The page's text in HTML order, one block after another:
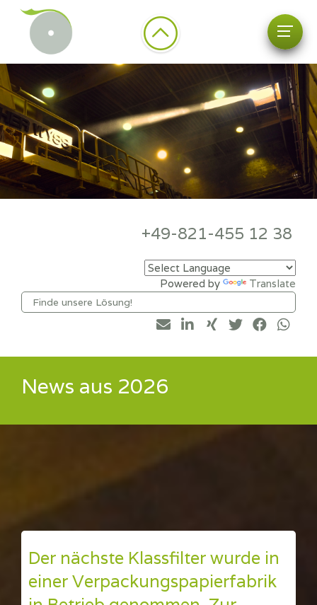
+49-821-455 12 38
Powered by Translate
News aus 2026
Der nächste Klassfilter wurde in
einer Verpackungspapierfabrik